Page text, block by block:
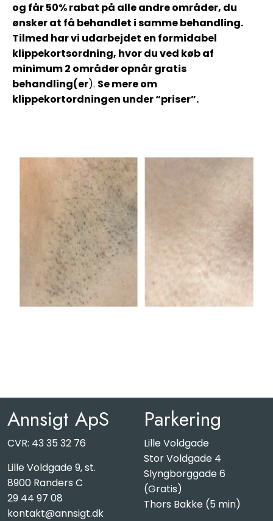
og får 50% rabat på alle andre områder, du
ønsker at få behandlet i samme behandling.
Tilmed har vi udarbejdet en formidabel
klippekortsordning, hvor du ved køb af
minimum 2 områder opnår gratis
behandling(er). Se mere om
klippekortordningen under “priser”.
Annsigt ApS
CVR: 43 35 32 76
Lille Voldgade 9, st.
8900 Randers C
29 44 97 08
kontakt@annsigt.dk
Parkering
Lille Voldgade
Stor Voldgade 4
Slyngborggade 6
(Gratis)
Thors Bakke (5 min)